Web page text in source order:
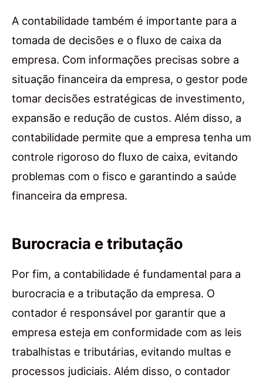
A contabilidade também é importante para a
tomada de decisões e o fluxo de caixa da
empresa. Com informações precisas sobre a
situação financeira da empresa, o gestor pode
tomar decisões estratégicas de investimento,
expansão e redução de custos. Além disso, a
contabilidade permite que a empresa tenha um
controle rigoroso do fluxo de caixa, evitando
problemas com o fisco e garantindo a saúde
financeira da empresa.
Burocracia e tributação
Por fim, a contabilidade é fundamental para a
burocracia e a tributação da empresa. O
contador é responsável por garantir que a
empresa esteja em conformidade com as leis
trabalhistas e tributárias, evitando multas e
processos judiciais. Além disso, o contador